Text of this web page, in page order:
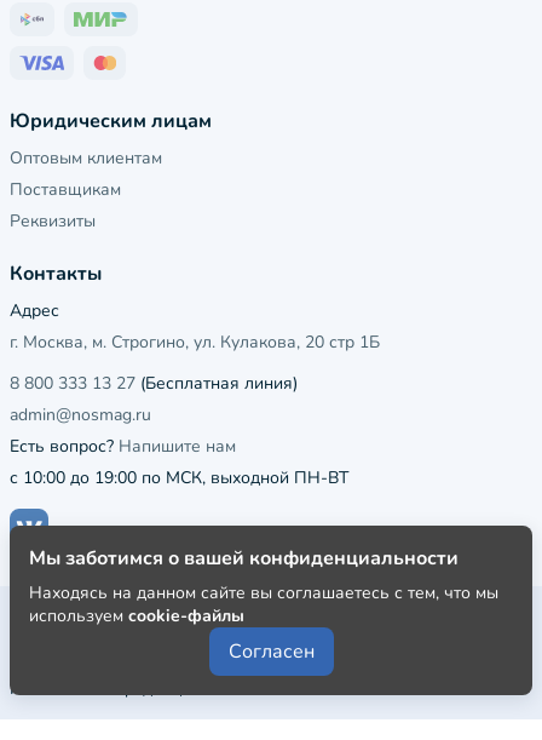
Юридическим лицам
Оптовым клиентам
Поставщикам
Реквизиты
Контакты
Адрес
г. Москва, м. Строгино, ул. Кулакова, 20 стр 1Б
8 800 333 13 27 (Бесплатная линия)
admin@nosmag.ru
Есть вопрос? Напишите нам
с 10:00 до 19:00 по МСК, выходной ПН-ВТ
Публичная оферта
Пользовательское соглашение
Политика конфиденциальности
Мы заботимся о вашей конфиденциальности
Находясь на данном сайте вы соглашаетесь с тем, что мы
используем cookie-файлы
Согласен